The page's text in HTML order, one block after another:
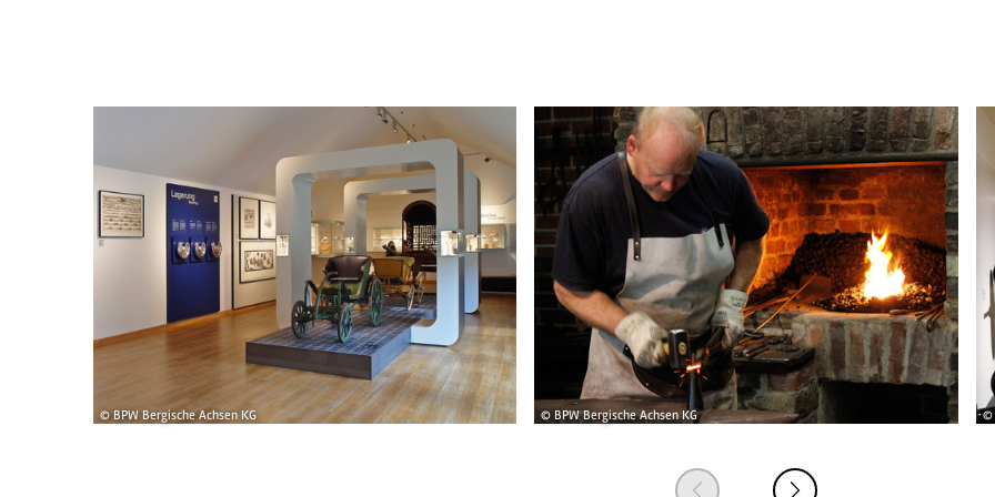
© BPW Bergische Achsen KG © BPW Bergische Achsen KG ©